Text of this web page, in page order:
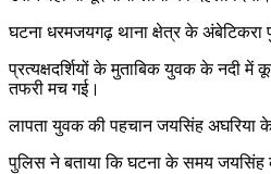
घटना धरमजयगढ़ थाना क्षेत्र के अंबेटिकरा
प्रत्यक्षदर्शियों के मुताबिक युवक के नदी
तफरी मच गई।
लापता युवक की पहचान जयसिंह अघरिया
पुलिस ने बताया कि घटना के समय जयसिंह